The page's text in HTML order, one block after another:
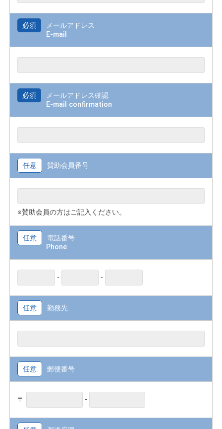
必須
メールアドレス
E-mail
必須
メールアドレス確認
E-mail confirmation
任意 賛助会員番号
※賛助会員の方はご記入ください。
任意
電話番号
Phone
- -
任意 勤務先
任意 郵便番号
〒 -